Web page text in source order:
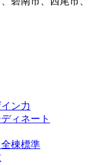
ン力
ィネート
棟標準